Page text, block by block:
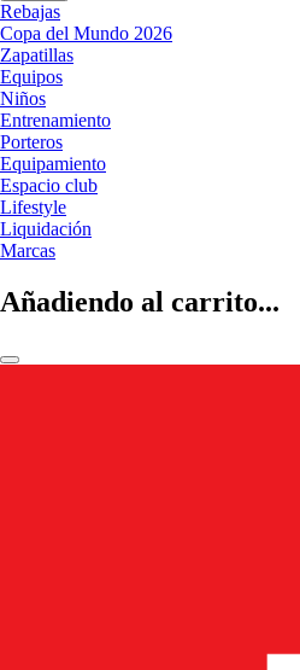
Rebajas
Copa del Mundo 2026
Zapatillas
Equipos
Niños
Entrenamiento
Porteros
Equipamiento
Espacio club
Lifestyle
Liquidación
Marcas
Añadiendo al carrito...